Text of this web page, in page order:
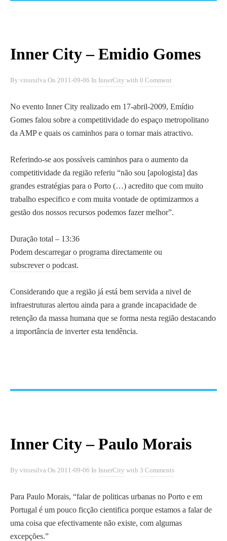
Inner City – Emidio Gomes
By vitorsilva On 2011-09-06 In InnerCity with 0 Comment
No evento Inner City realizado em 17-abril-2009, Emídio
Gomes falou sobre a competitividade do espaço metropolitano
da AMP e quais os caminhos para o tornar mais atractivo.
Referindo-se aos possíveis caminhos para o aumento da
competitividade da região referiu “não sou [apologista] das
grandes estratégias para o Porto (…) acredito que com muito
trabalho especifico e com muita vontade de optimizarmos a
gestão dos nossos recursos podemos fazer melhor”.
Duração total – 13:36
Podem descarregar o programa directamente ou
subscrever o podcast.
Considerando que a região já está bem servida a nivel de
infraestruturas alertou ainda para a grande incapacidade de
retenção da massa humana que se forma nesta região destacando
a importância de inverter esta tendência.
Inner City – Paulo Morais
By vitorsilva On 2011-09-06 In InnerCity with 3 Comments
Para Paulo Morais, “falar de politicas urbanas no Porto e em
Portugal é um pouco ficção cientifica porque estamos a falar de
uma coisa que efectivamente não existe, com algumas
excepções.”